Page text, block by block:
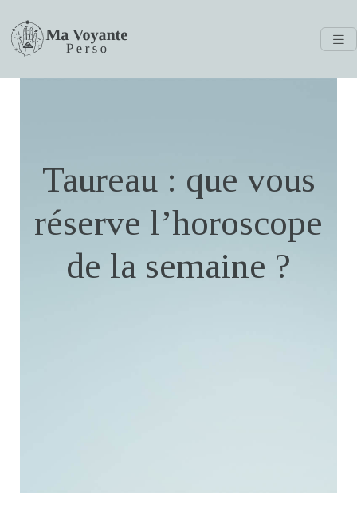
Taureau : que vous
réserve l’horoscope
de la semaine ?